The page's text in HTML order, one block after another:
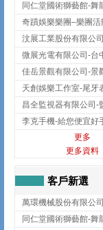
汶展工業股份有限公司
更多
更多資料
客戶新選